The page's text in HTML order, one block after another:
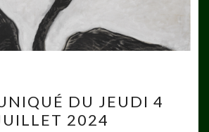
DU
JEUDI
DU JEUDI 4
2024